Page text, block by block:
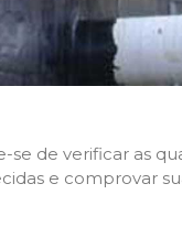
de verificar as
e comprovar